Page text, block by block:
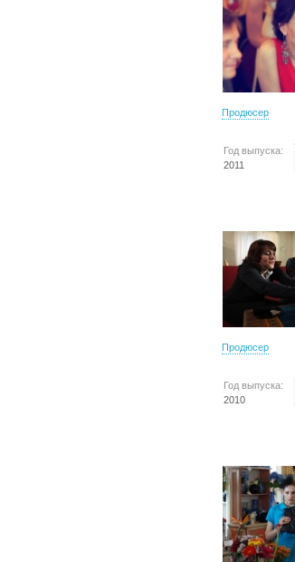
Продюсер
Год выпуска:
2011
Продюсер
Год выпуска:
2010